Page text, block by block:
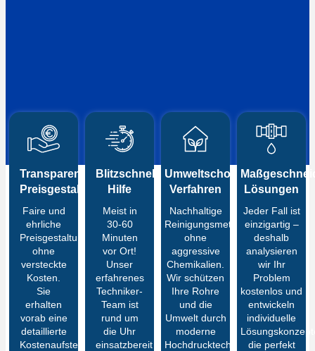
Transparente
Preisgestaltung
Faire und
ehrliche
Preisgestaltung
ohne
versteckte
Kosten.
Sie
erhalten
vorab eine
detaillierte
Kostenaufstellung
Blitzschnelle
Hilfe
Meist in
30-60
Minuten
vor Ort!
Unser
erfahrenes
Techniker-
Team ist
rund um
die Uhr
einsatzbereit
Umweltschonende
Verfahren
Nachhaltige
Reinigungsmethoden
ohne
aggressive
Chemikalien.
Wir schützen
Ihre Rohre
und die
Umwelt durch
moderne
Hochdrucktechnik
Lösungen
Jeder Fall ist
einzigartig –
deshalb
analysieren
wir Ihr
Problem
kostenlos und
entwickeln
individuelle
die perfekt